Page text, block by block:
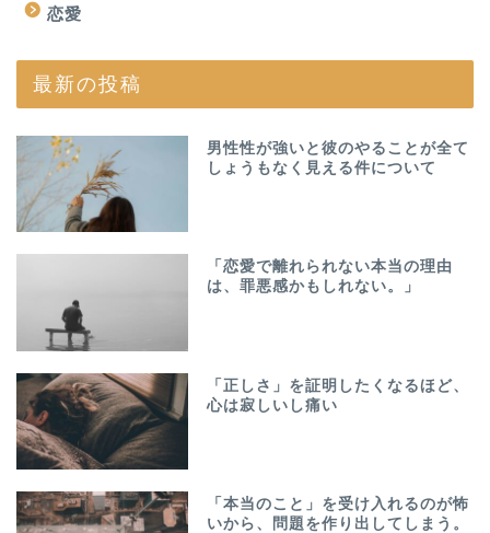
恋愛
最新の投稿
男性性が強いと彼のやることが全て
しょうもなく見える件について
「恋愛で離れられない本当の理由
は、罪悪感かもしれない。」
「正しさ」を証明したくなるほど、
心は寂しいし痛い
「本当のこと」を受け入れるのが怖
いから、問題を作り出してしまう。